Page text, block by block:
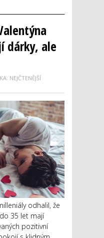
dárky, ale
NEJČTENĚJŠÍ
odhalil, že
35 let mají
pozitivní